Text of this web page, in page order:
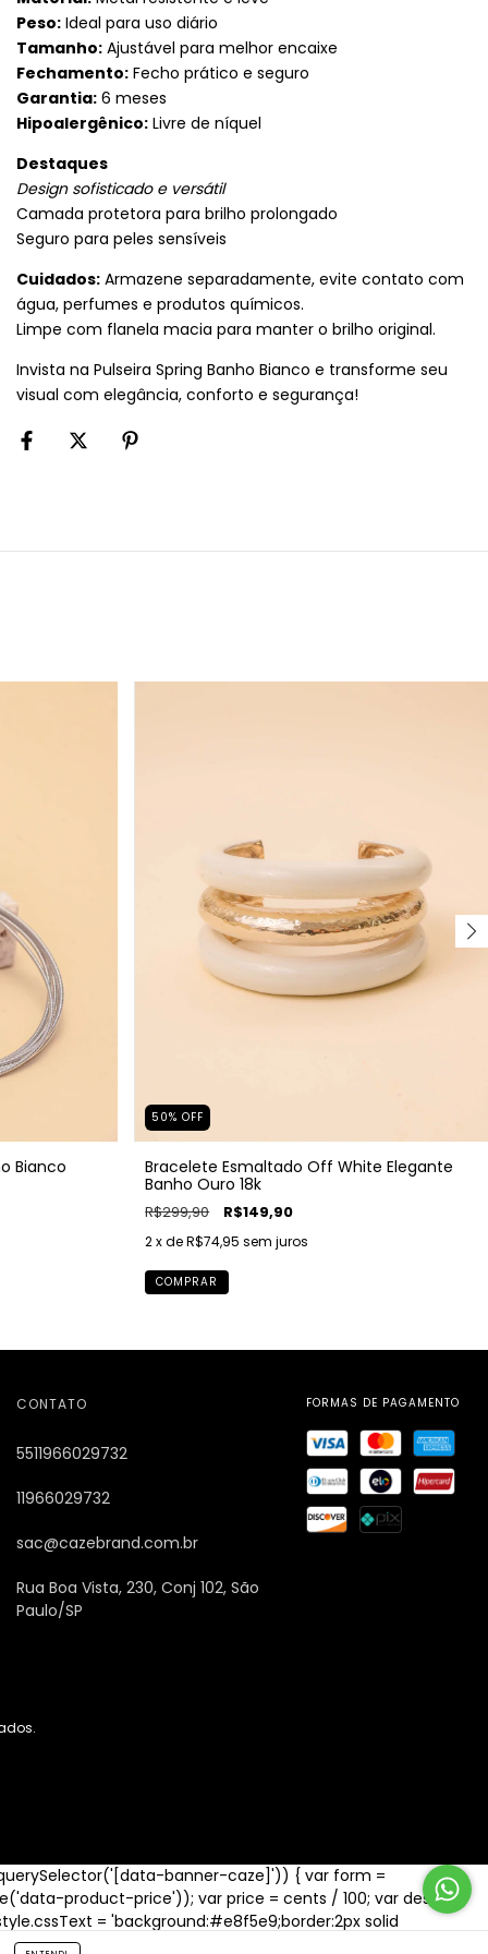
Peso: Ideal para uso diário
Tamanho: Ajustável para melhor encaixe
Fechamento: Fecho prático e seguro
Garantia: 6 meses
Hipoalergênico: Livre de níquel
Destaques
Design sofisticado e versátil
Camada protetora para brilho prolongado
Seguro para peles sensíveis
Cuidados: Armazene separadamente, evite contato com
água, perfumes e produtos químicos.
Limpe com flanela macia para manter o brilho original.
Invista na Pulseira Spring Banho Bianco e transforme seu
visual com elegância, conforto e segurança!
Bianco
50%OFF
Bracelete Esmaltado Off White Elegante
Banho Ouro 18k
R$299,90 R$149,90
2x deR$74,95 sem juros
COMPRAR
CONTATO
5511966029732
11966029732
sac@cazebrand.com.br
Rua Boa Vista, 230, Conj 102, São
Paulo/SP
banner-caze]')) { var form =
product-price')); var price = cents / 100; var desc =
= 'background:#e8f5e9;border:2px solid
R$ ' + desc + ' - Cupom: CAZE10';